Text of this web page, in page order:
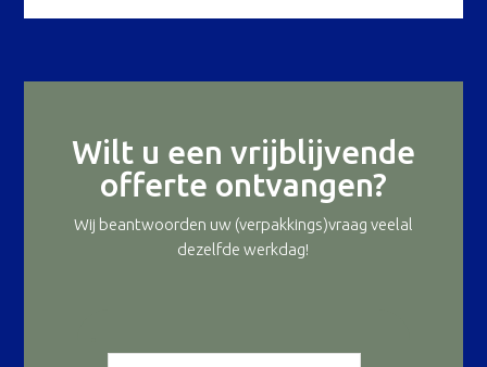
Wilt u een vrijblijvende
offerte ontvangen?
Wij beantwoorden uw (verpakkings)vraag veelal
dezelfde werkdag!